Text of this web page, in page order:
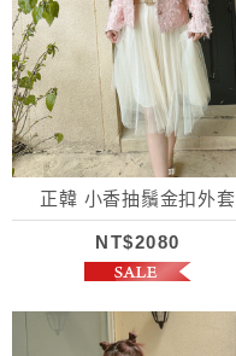
正韓 小香抽鬚金扣外套
NT$2080